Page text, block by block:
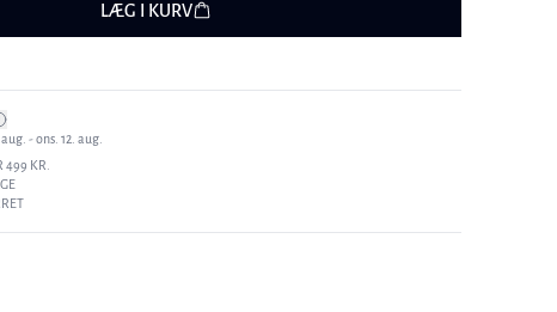
LÆG I KURV
- ons. 12. aug.
499 KR.